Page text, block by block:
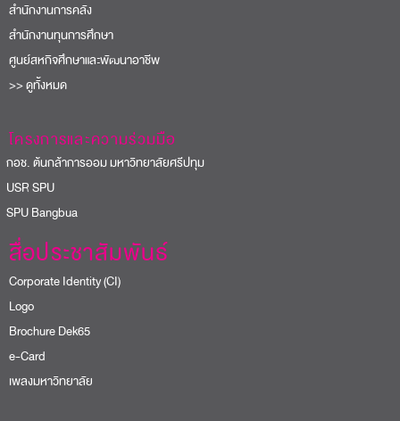
สำนักงานการคลัง
สำนักงานทุนการศึกษา
ศูนย์สหกิจศึกษาและพัฒนาอาชีพ
>> ดูทั้งหมด
โครงการและความร่วมมือ
ช. ต้นกล้าการออม มหาวิทยาลัยศรีปทุม
SPU
Bangbua
สื่อประชาสัมพันธ์
Corporate Identity (CI)
Logo
Brochure Dek65
e-Card
เพลงมหาวิทยาลัย